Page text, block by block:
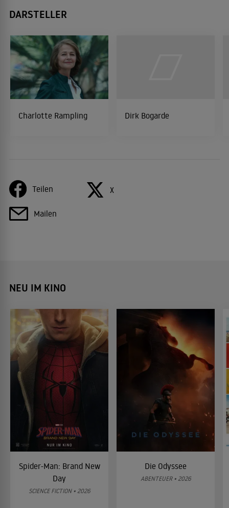
DARSTELLER
Charlotte Rampling Dirk Bogarde
Teilen X
Mailen
NEU IM KINO
Spider-Man: Brand New
Day
SCIENCE FICTION • 2026
Die Odyssee
ABENTEUER • 2026